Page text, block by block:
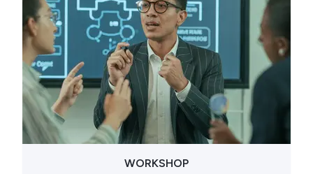
WORKSHOP